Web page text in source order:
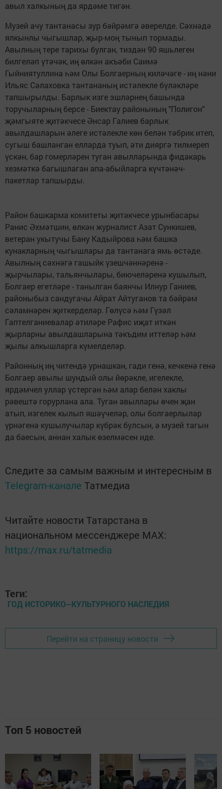
авыл халкының да ярдәме тигән.
Музей ачу тантанасы зур бәйрәмгә әверелде. Сәхнәдә
ялкынлы чыгышлар, җыр-моң тынып тормады.
Авылның тере тарихы булган, тиздән 90 яшьлеген
билгеләп үтәчәк, иң өлкән акъәби Саимә
Гыйниятуллина һәм Олы Болгаерның киләчәге - иң нәни
Ильяс Сәлаховка тантананың истәлекле бүләкләре
тапшырылды. Барлык изге эшләрнең башында
торучыларның берсе - Биектау районының "Полигон"
җәмгыяте җитәкчесе Әнсар Галиев барлык
авылдашларын әлеге истәлекле көн белән тәбрик итеп,
сугыш башланган елларда туып, әти дияргә тилмереп
үскән, бар гомерләрен туган авылларында фидакарь
хезмәткә багышлаган апа-абыйларга күчтәнәч-
пакетлар тапшырды.
Район башкарма комитеты җитәкчесе урынбасары
Ранис Әхмәтшин, өлкән журналист Азат Сункишев,
ветеран укытучы Бану Кадыйрова һәм башка
кунакларның чыгышлары да тантанага ямь өстәде.
Авылның сәхнәгә гашыйк үзешчәннәренә -
җырчылары, тальянчылары, биючеләренә кушылып,
Болгаер егетләре - танылган баянчы Илнур Ганиев,
районыбыз сандугачы Айрат Айтуганов та бәйрәм
сәламнәрен җиткерделәр. Гөлүсә һәм Гүзәл
Гаптелганиевалар әтиләре Рафис иҗат иткән
җырларны авылдашларына тәкъдим иттеләр һәм
җылы алкышларга күмелделәр.
Районның иң читендә урнашкан, гади генә, кечкенә генә
Болгаер авылы шундый олы йөрәкле, игелекле,
ярдәмчел уллар үстергән һәм алар белән хаклы
рәвештә горурлана ала. Туган авыллары өчен җан
атып, изгелек кылып яшәүчеләр, олы болгаерлылар
үрнәгенә кушылучылар күбрәк булсын, ә музей тагын
да баесын, аннан халык өзелмәсен иде.
Следите за самым важным и интересным в
Telegram-канале Татмедиа
Читайте новости Татарстана в
национальном мессенджере MАХ:
https://max.ru/tatmedia
Теги:
ГОД ИСТОРИКО–КУЛЬТУРНОГО НАСЛЕДИЯ
Перейти на страницу новости
Топ 5 новостей